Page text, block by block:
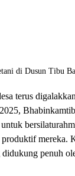
terus
produktif mereka.
penuh